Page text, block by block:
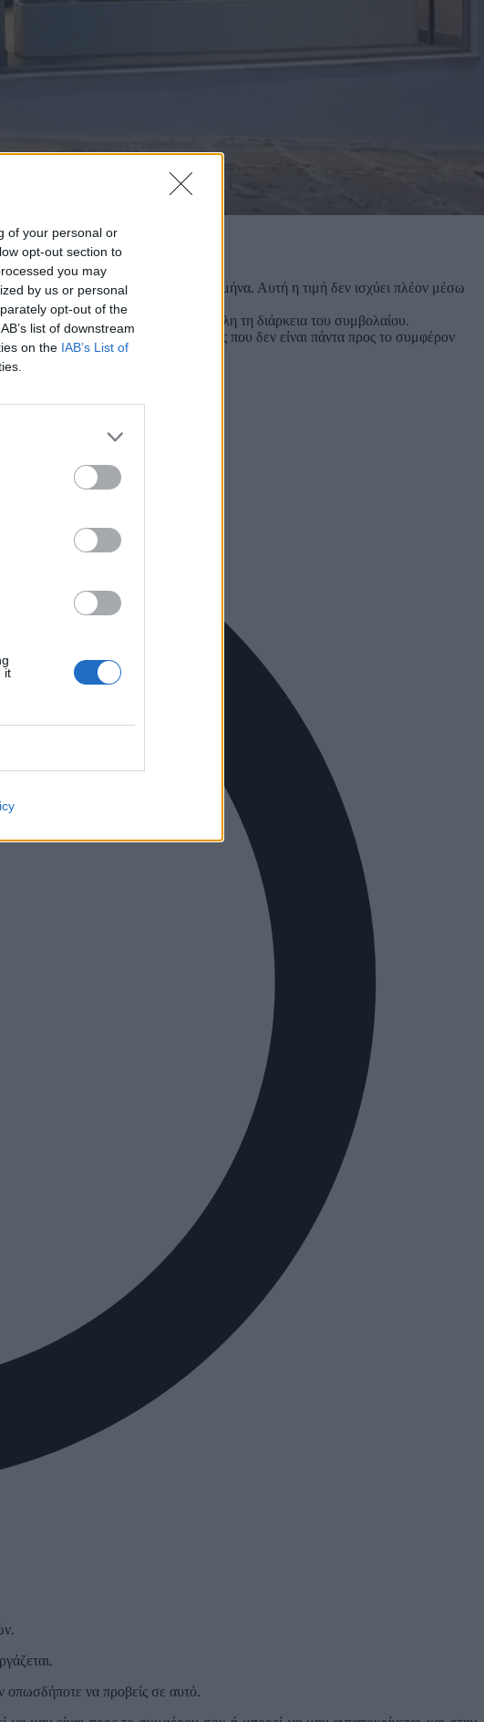
of your personal or
opt-out section to
you may
by us or personal
opt-out of the
list of downstream
on the IAB’s List of
it
το πρόγραμμα στα 20,90€ τον μήνα. Αυτή η τιμή δεν ισχύει πλέον μέσω
των αχρησιμοποίητων GBs σε όλη τη διάρκεια του συμβολαίου.
ενδέχεται να προωθούν όρους που δεν είναι πάντα προς το συμφέρον
οπωσδήποτε να προβείς σε αυτό.